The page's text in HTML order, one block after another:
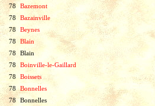
78
Bazemont
78
Bazainville
78
Beynes
78
Blain
78
Blain
78
Boinville-le-Gaillard
78
Boissets
78
Bonnelles
78
Bonnelles